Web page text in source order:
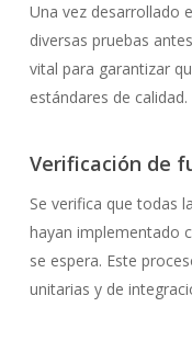
Una vez desarrollado
diversas pruebas
vital para garantizar
estándares de calidad.
Verificación de
Se verifica que todas
hayan implementado
se espera. Este
unitarias y de